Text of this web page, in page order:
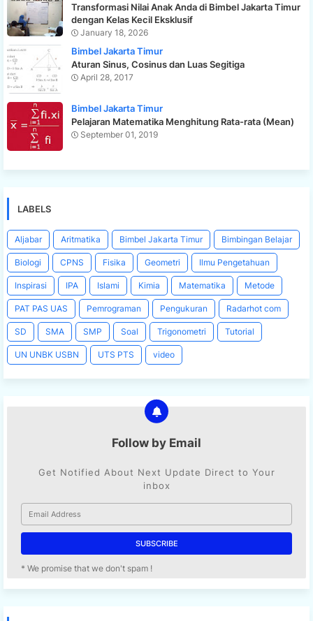
Transformasi Nilai Anak Anda di Bimbel Jakarta Timur
dengan Kelas Kecil Eksklusif
January 18, 2026
Bimbel Jakarta Timur
Aturan Sinus, Cosinus dan Luas Segitiga
April 28, 2017
Bimbel Jakarta Timur
Pelajaran Matematika Menghitung Rata-rata (Mean)
September 01, 2019
LABELS
Aljabar Aritmatika Bimbel Jakarta Timur Bimbingan Belajar
Biologi CPNS Fisika Geometri Ilmu Pengetahuan
Inspirasi IPA Islami Kimia Matematika Metode
PAT PAS UAS Pemrograman Pengukuran Radarhot com
SD SMA SMP Soal Trigonometri Tutorial
UN UNBK USBN UTS PTS video
Follow by Email
Get Notified About Next Update Direct to Your
inbox
* We promise that we don't spam !